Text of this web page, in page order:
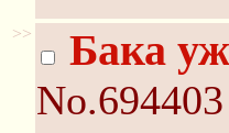
>> Бака
No.694403